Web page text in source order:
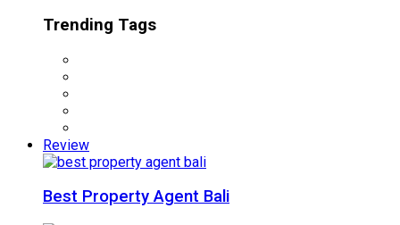
Trending Tags
Review
Best Property Agent Bali